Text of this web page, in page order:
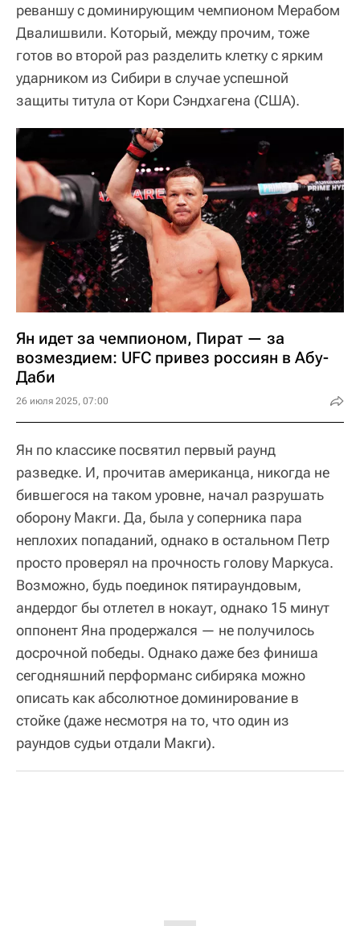
реваншу с доминирующим чемпионом Мерабом
Двалишвили. Который, между прочим, тоже
готов во второй раз разделить клетку с ярким
ударником из Сибири в случае успешной
защиты титула от Кори Сэндхагена (США).
Ян идет за чемпионом, Пират — за
возмездием: UFC привез россиян в Абу-
Даби
26 июля 2025, 07:00
Ян по классике посвятил первый раунд
разведке. И, прочитав американца, никогда не
бившегося на таком уровне, начал разрушать
оборону Макги. Да, была у соперника пара
неплохих попаданий, однако в остальном Петр
просто проверял на прочность голову Маркуса.
Возможно, будь поединок пятираундовым,
андердог бы отлетел в нокаут, однако 15 минут
оппонент Яна продержался — не получилось
досрочной победы. Однако даже без финиша
сегодняшний перформанс сибиряка можно
описать как абсолютное доминирование в
стойке (даже несмотря на то, что один из
раундов судьи отдали Макги).